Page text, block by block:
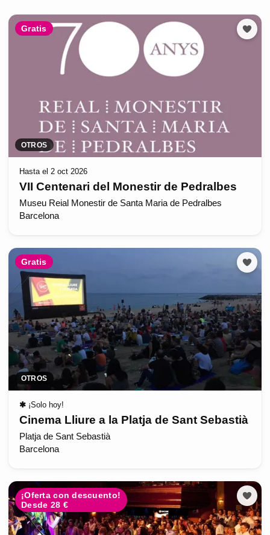
Gratis
OTROS
Hasta el 2 oct 2026
VII Centenari del Monestir de Pedralbes
Museu Reial Monestir de Santa Maria de Pedralbes
Barcelona
Gratis
OTROS
✱ ¡Solo hoy!
Cinema Lliure a la Platja de Sant Sebastià
Platja de Sant Sebastià
Barcelona
¡Oferta con descuento!
Desde 28 €